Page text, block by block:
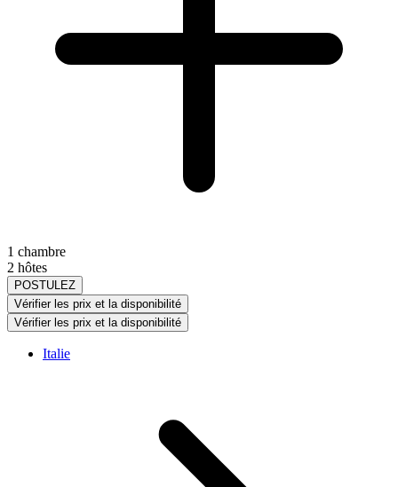
1 chambre
2 hôtes
POSTULEZ
Vérifier les prix et la disponibilité
Vérifier les prix et la disponibilité
Italie